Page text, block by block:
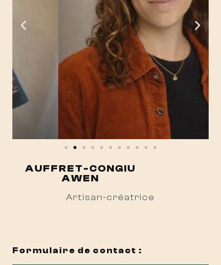
AUFFRET-CONGIU
AWEN
Artisan-créatrice
Formulaire de contact :